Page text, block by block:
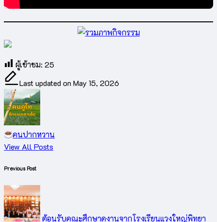
ผู้เข้าชม: 25
Last updated on May 15, 2026
คนปากหวาน
View All Posts
Post
navigation
Previous Post
ต้อนรับคณะศึกษาดูงานจากโรงเรียนแวงใหญ่พิทยา